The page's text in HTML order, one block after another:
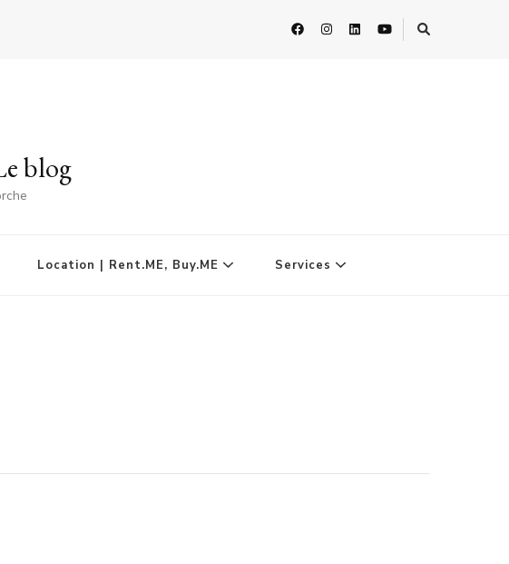
blog
Location | Rent.ME, Buy.ME Services